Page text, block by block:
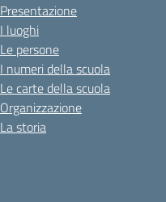
Presentazione
I luoghi
Le persone
I numeri della scuola
Le carte della scuola
Organizzazione
La storia